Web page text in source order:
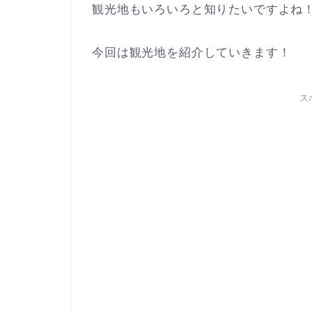
観光地もいろいろと知りたいですよね
今回は観光地を紹介していきます！
ス